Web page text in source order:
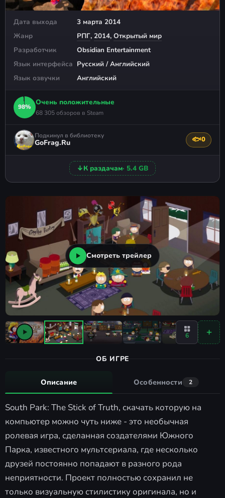
Дата выхода
3 марта 2014
Жанр
РПГ, 2014, Открытый мир
Разработчик
Obsidian Entertainment
Язык интерфейса Русский / Английский
Язык озвучки
Английский
98%
Очень положительные
68 305 обзоров в Steam
Подкинул в библиотеку
GoFrag.Ru 🐟0
↓К раздачам· 5.4 GB
Смотреть трейлер
6
ОБ ИГРЕ
Описание Особенности 2
South Park: The Stick of Truth, скачать которую на
компьютер можно чуть ниже - это необычная
ролевая игра, сделанная создателями Южного
Парка, известного мультсериала, где несколько
друзей постоянно попадают в разного рода
неприятности. Проект полностью сохранил не
только визуальную стилистику оригинала, но и